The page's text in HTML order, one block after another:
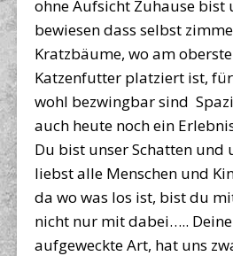
ohne Aufsicht Zuhause bist
bewiesen dass selbst
Kratzbäume, wo am
Katzenfutter platziert ist,
wohl bezwingbar sind
auch heute noch ein
Du bist unser Schatten und
liebst alle Menschen und
da wo was los ist, bist du
nicht nur mit dabei…..
aufgeweckte Art, hat uns